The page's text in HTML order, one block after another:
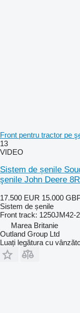
Front pentru tractor pe
13
VIDEO
Sistem de șenile
şenile John Deere
17.500 EUR 15.000
Sistem de șenile
Front track: 1250JM42-
Marea Britanie
Outland Group Ltd
Luați legătura cu